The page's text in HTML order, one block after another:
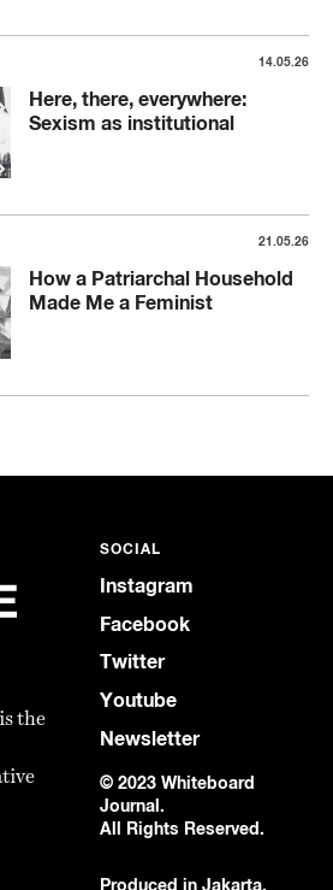
14.05.26
Here, there, everywhere:
Sexism as institutional
21.05.26
How a Patriarchal Household
Made Me a Feminist
the
SOCIAL
Instagram
Facebook
Twitter
Youtube
Newsletter
© 2023 Whiteboard
Journal.
All Rights Reserved.
Produced in Jakarta,